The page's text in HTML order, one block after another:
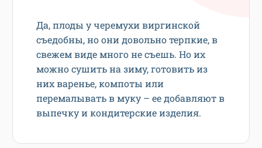
Да, плоды у черемухи виргинской
съедобны, но они довольно терпкие, в
свежем виде много не съешь. Но их
можно сушить на зиму, готовить из
них варенье, компоты или
перемалывать в муку – ее добавляют в
выпечку и кондитерские изделия.